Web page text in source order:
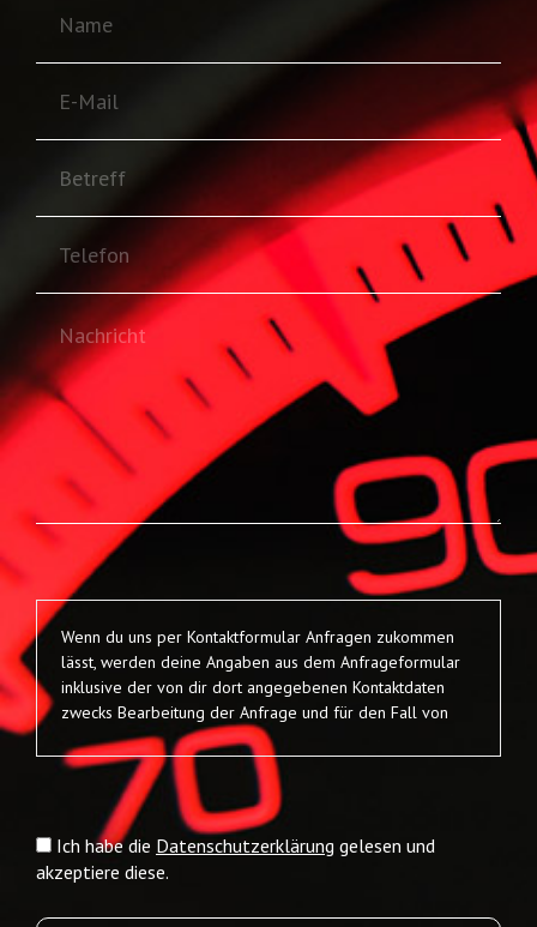
Wenn du uns per Kontaktformular Anfragen zukommen
lässt, werden deine Angaben aus dem Anfrageformular
inklusive der von dir dort angegebenen Kontaktdaten
zwecks Bearbeitung der Anfrage und für den Fall von
Anschlussfragen bei uns gespeichert. Diese Daten geben
wir nicht ohne deine Einwilligung weiter. Die Verarbeitung
der in das Kontaktformular eingegebenen Daten erfolgt
somit ausschließlich auf Grundlage Ihrer Einwilligung (Art.
6 Abs. 1 lit. a DSGVO). Du kannst diese Einwilligung
jederzeit widerrufen. Dazu reicht eine formlose
Mitteilung per E-Mail an uns. Die Rechtmäßigkeit der bis
zum Widerruf erfolgten Datenverarbeitungsvorgänge
Ich habe die Datenschutzerklärung gelesen und
akzeptiere diese.